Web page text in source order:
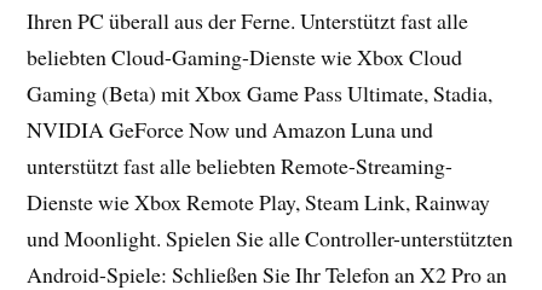
Ihren PC überall aus der Ferne. Unterstützt fast alle
beliebten Cloud-Gaming-Dienste wie Xbox Cloud
Gaming (Beta) mit Xbox Game Pass Ultimate, Stadia,
NVIDIA GeForce Now und Amazon Luna und
unterstützt fast alle beliebten Remote-Streaming-
Dienste wie Xbox Remote Play, Steam Link, Rainway
und Moonlight. Spielen Sie alle Controller-unterstützten
Android-Spiele: Schließen Sie Ihr Telefon an X2 Pro an